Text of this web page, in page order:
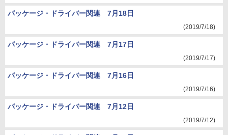
パッケージ・ドライバー関連 7月18日
(2019/7/18)
パッケージ・ドライバー関連 7月17日
(2019/7/17)
パッケージ・ドライバー関連 7月16日
(2019/7/16)
パッケージ・ドライバー関連 7月12日
(2019/7/12)